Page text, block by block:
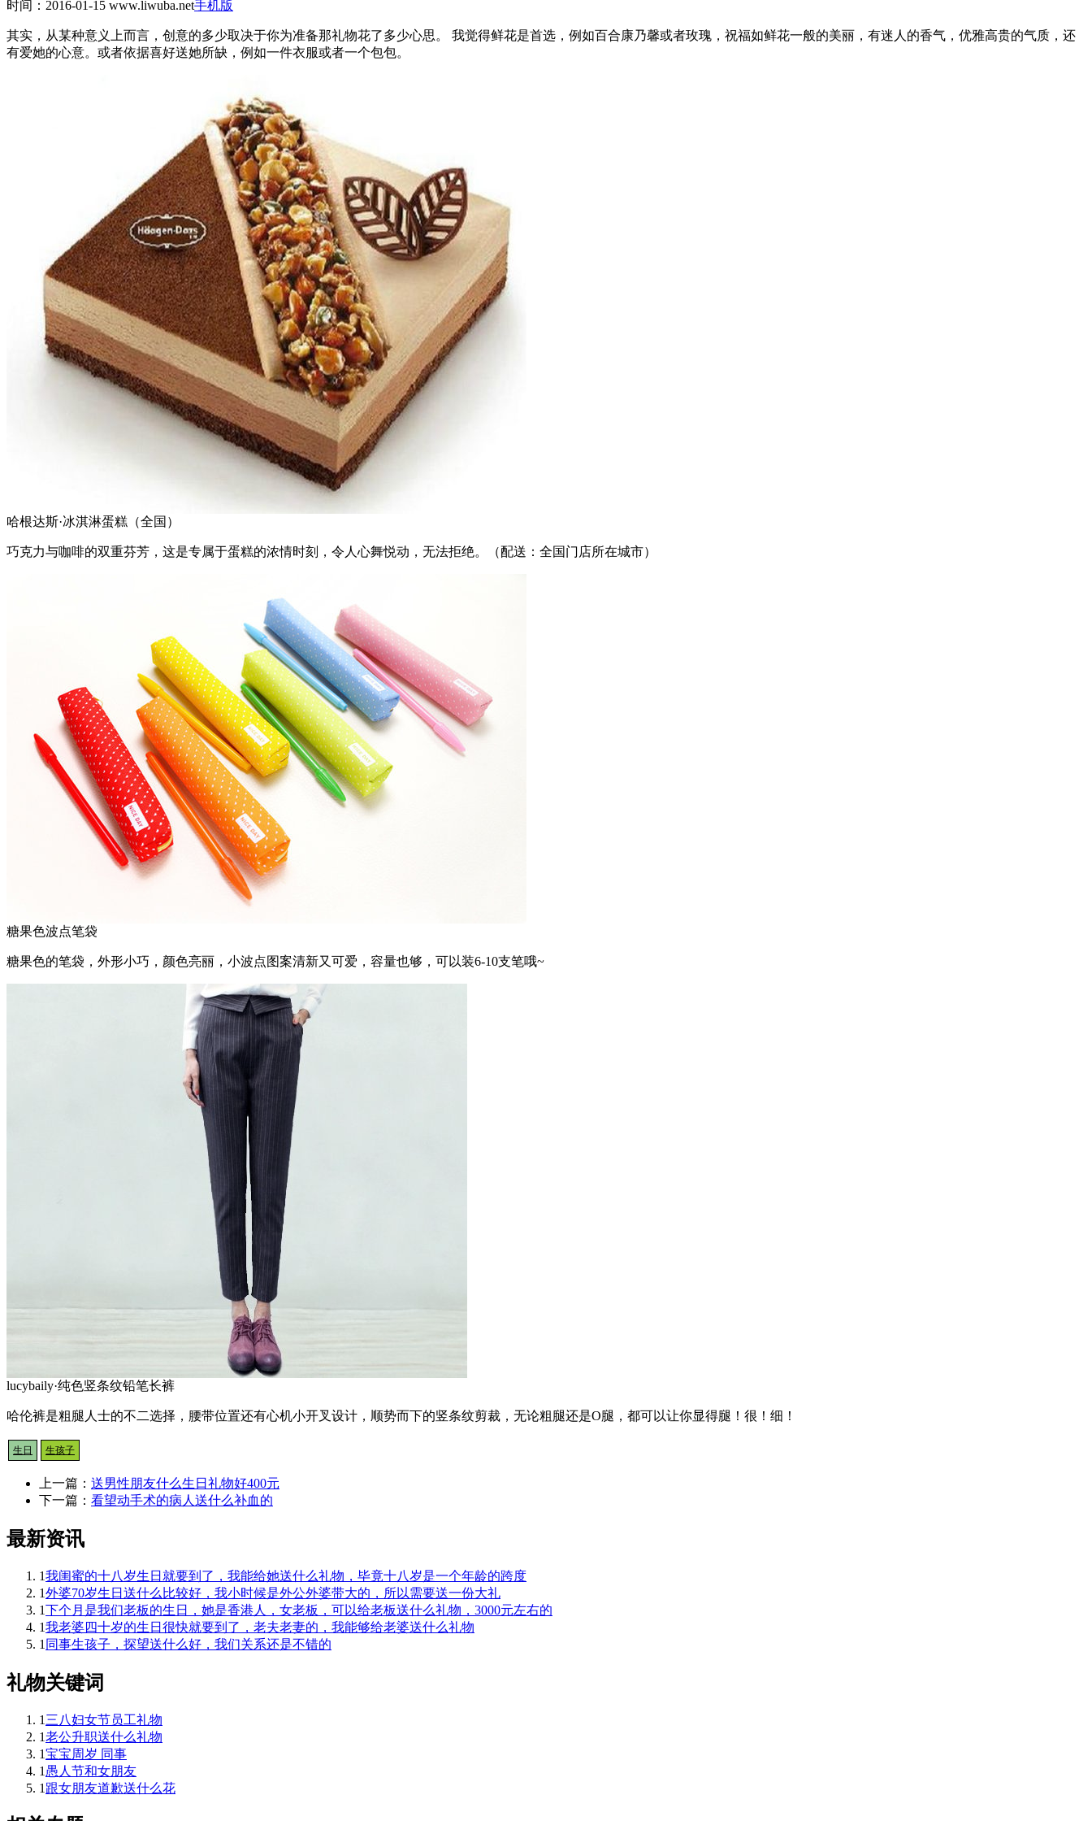
时间：2016-01-15 www.liwuba.net手机版
其实，从某种意义上而言，创意的多少取决于你为准备那礼物花了多少心思。 我觉得鲜花是首选，例如百合康乃馨或者玫瑰，祝福如鲜花一般的美丽，有迷人的香气，优雅高贵的气质，还
有爱她的心意。或者依据喜好送她所缺，例如一件衣服或者一个包包。
哈根达斯·冰淇淋蛋糕（全国）
巧克力与咖啡的双重芬芳，这是专属于蛋糕的浓情时刻，令人心舞悦动，无法拒绝。（配送：全国门店所在城市）
糖果色波点笔袋
糖果色的笔袋，外形小巧，颜色亮丽，小波点图案清新又可爱，容量也够，可以装6-10支笔哦~
lucybaily·纯色竖条纹铅笔长裤
哈伦裤是粗腿人士的不二选择，腰带位置还有心机小开叉设计，顺势而下的竖条纹剪裁，无论粗腿还是O腿，都可以让你显得腿！很！细！
生日 生孩子
上一篇： 送男性朋友什么生日礼物好400元
下一篇： 看望动手术的病人送什么补血的
最新资讯
1我闺蜜的十八岁生日就要到了，我能给她送什么礼物，毕竟十八岁是一个年龄的跨度
1外婆70岁生日送什么比较好，我小时候是外公外婆带大的，所以需要送一份大礼
1下个月是我们老板的生日，她是香港人，女老板，可以给老板送什么礼物，3000元左右的
1我老婆四十岁的生日很快就要到了，老夫老妻的，我能够给老婆送什么礼物
1 同事生孩子，探望送什么好，我们关系还是不错的
礼物关键词
1 三八妇女节员工礼物
1老公升职送什么礼物
1宝宝周岁 同事
1 愚人节和女朋友
1 跟女朋友道歉送什么花